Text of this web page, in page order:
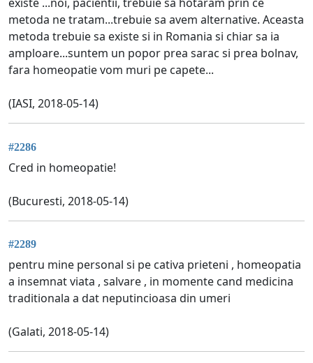
metoda ne tratam...trebuie sa avem alternative. Aceasta
metoda trebuie sa existe si in Romania si chiar sa ia
amploare...suntem un popor prea sarac si prea bolnav,
fara homeopatie vom muri pe capete...
(IASI, 2018-05-14)
#2286
Cred in homeopatie!
(Bucuresti, 2018-05-14)
#2289
pentru mine personal si pe cativa prieteni , homeopatia
a insemnat viata , salvare , in momente cand medicina
traditionala a dat neputincioasa din umeri
(Galati, 2018-05-14)